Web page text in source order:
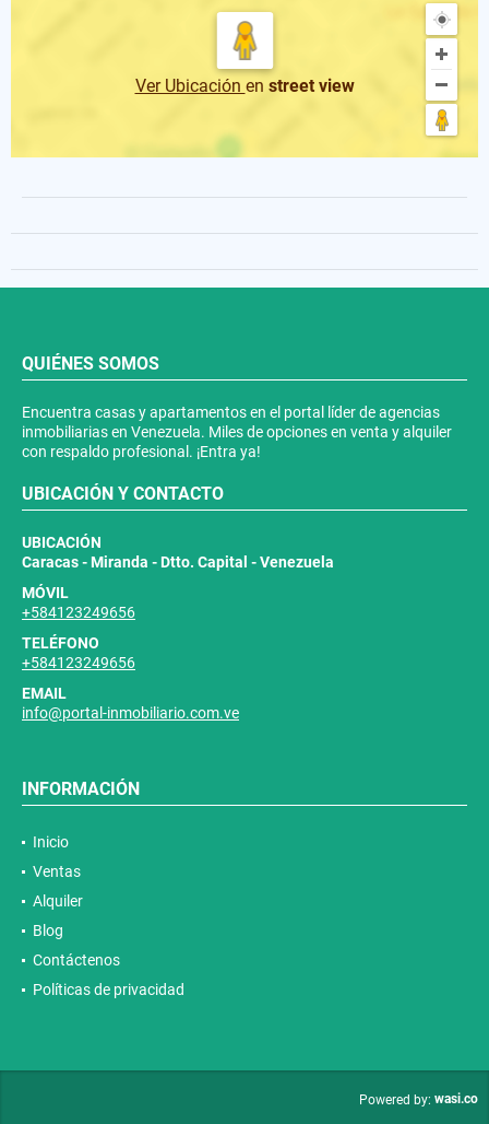
Ver Ubicación en street view
QUIÉNES SOMOS
Encuentra casas y apartamentos en el portal líder de agencias
inmobiliarias en Venezuela. Miles de opciones en venta y alquiler
con respaldo profesional. ¡Entra ya!
UBICACIÓN Y CONTACTO
UBICACIÓN
Caracas - Miranda - Dtto. Capital - Venezuela
MÓVIL
+584123249656
TELÉFONO
+584123249656
EMAIL
info@portal-inmobiliario.com.ve
INFORMACIÓN
Inicio
Ventas
Alquiler
Blog
Contáctenos
Políticas de privacidad
Powered by: wasi.co